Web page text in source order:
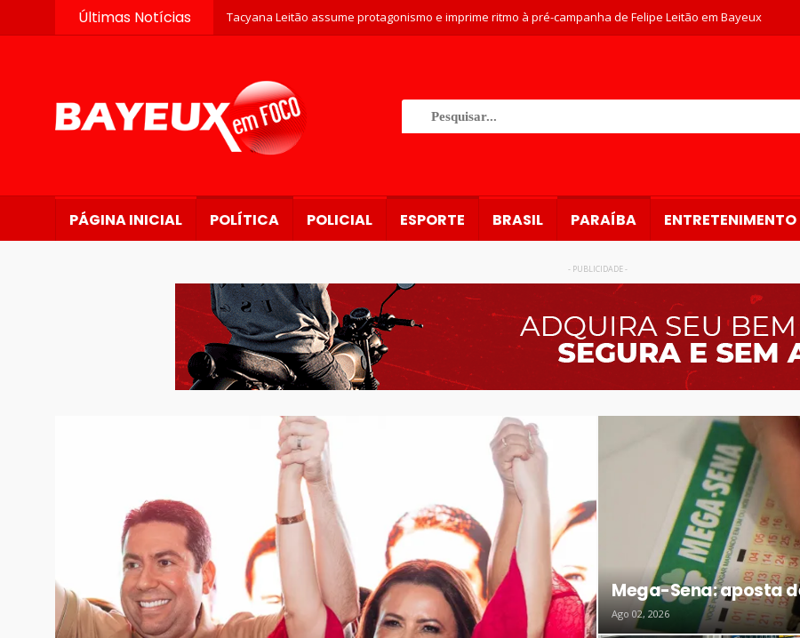
Últimas Notícias Tacyana Leitão assume protagonismo e imprime ritmo à pré-campanha de Felipe Leitão em Bayeux
PÁGINA INICIAL POLÍTICA POLICIAL ESPORTE BRASIL PARAÍBA ENTRETENIMENTO
- PUBLICIDADE -
Mega-Sena: aposta
Ago 02, 2026